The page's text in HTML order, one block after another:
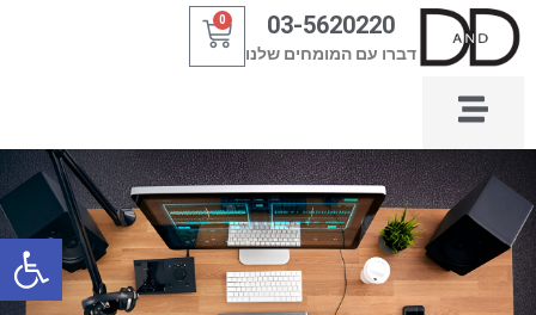
דילוג
לתוכן
03-5620220
דברו עם המומחים שלנו
0
עגלת
קניות
פתח